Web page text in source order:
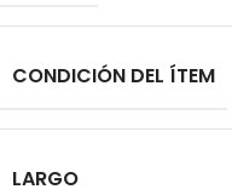
CONDICIÓN DEL ÍTEM
LARGO